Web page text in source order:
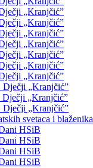
„Kranjčić”
„Kranjčić”
„Kranjčić”
„Kranjčić”
„Kranjčić”
„Kranjčić”
„Kranjčić”
Dječji „Kranjčić”
Dječji „Kranjčić”
Dječji „Kranjčić”
svetaca i blaženika
HSiB
HSiB
HSiB
HSiB